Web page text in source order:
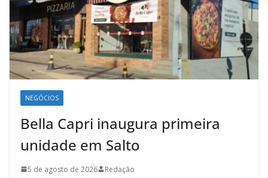
NEGÓCIOS
Bella Capri inaugura primeira
unidade em Salto
5 de agosto de 2026 Redação